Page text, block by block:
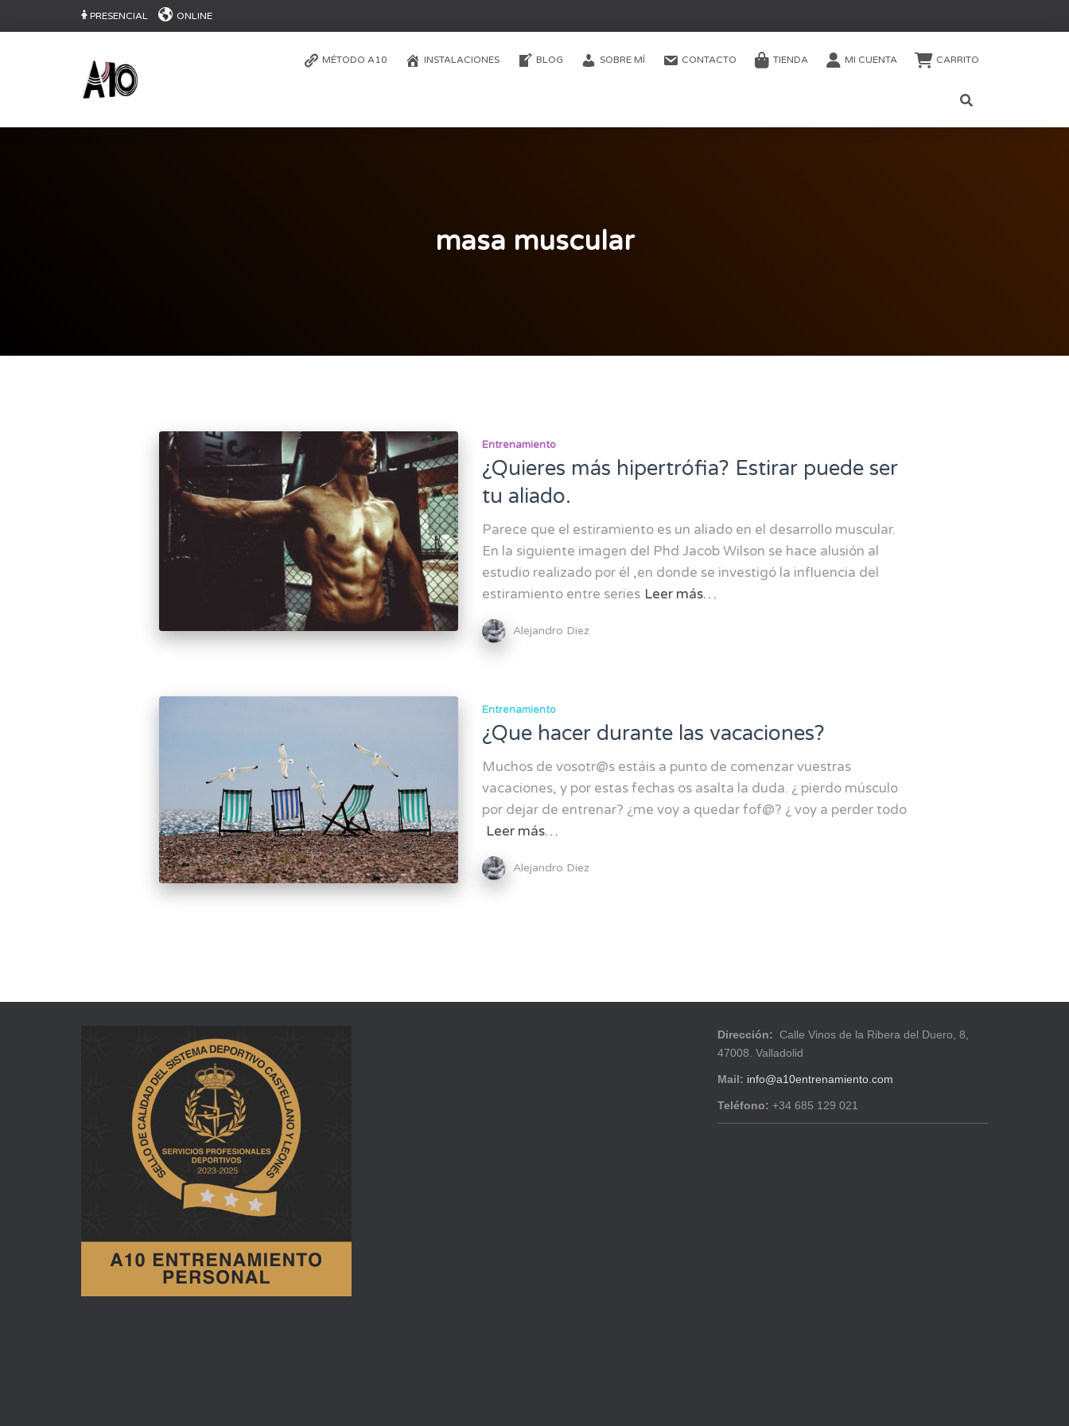
PRESENCIAL ONLINE
MÉTODO A10 INSTALACIONES BLOG SOBRE MÍ CONTACTO TIENDA MI CUENTA CARRITO
masa muscular
Entrenamiento
¿Quieres más hipertrófia? Estirar puede ser
tu aliado.
Parece que el estiramiento es un aliado en el desarrollo muscular.
En la siguiente imagen del Phd Jacob Wilson se hace alusión al
estudio realizado por él ,en donde se investigó la influencia del
estiramiento entre series Leer más…
Alejandro Diez
Entrenamiento
¿Que hacer durante las vacaciones?
Muchos de vosotr@s estáis a punto de comenzar vuestras
vacaciones, y por estas fechas os asalta la duda. ¿ pierdo músculo
por dejar de entrenar? ¿me voy a quedar fof@? ¿ voy a perder todo
Leer más…
Alejandro Diez
Dirección: Calle Vinos de la Ribera del Duero, 8,
47008. Valladolid
Mail: info@a10entrenamiento.com
Teléfono: +34 685 129 021